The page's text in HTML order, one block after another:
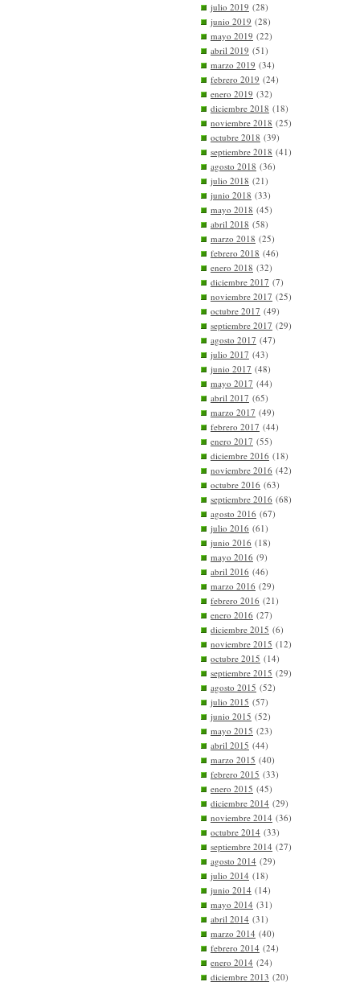
julio 2019 (28)
junio 2019 (28)
mayo 2019 (22)
abril 2019 (51)
marzo 2019 (34)
febrero 2019 (24)
enero 2019 (32)
diciembre 2018 (18)
noviembre 2018 (25)
octubre 2018 (39)
septiembre 2018 (41)
agosto 2018 (36)
julio 2018 (21)
junio 2018 (33)
mayo 2018 (45)
abril 2018 (58)
marzo 2018 (25)
febrero 2018 (46)
enero 2018 (32)
diciembre 2017 (7)
noviembre 2017 (25)
octubre 2017 (49)
septiembre 2017 (29)
agosto 2017 (47)
julio 2017 (43)
junio 2017 (48)
mayo 2017 (44)
abril 2017 (65)
marzo 2017 (49)
febrero 2017 (44)
enero 2017 (55)
diciembre 2016 (18)
noviembre 2016 (42)
octubre 2016 (63)
septiembre 2016 (68)
agosto 2016 (67)
julio 2016 (61)
junio 2016 (18)
mayo 2016 (9)
abril 2016 (46)
marzo 2016 (29)
febrero 2016 (21)
enero 2016 (27)
diciembre 2015 (6)
noviembre 2015 (12)
octubre 2015 (14)
septiembre 2015 (29)
agosto 2015 (52)
julio 2015 (57)
junio 2015 (52)
mayo 2015 (23)
abril 2015 (44)
marzo 2015 (40)
febrero 2015 (33)
enero 2015 (45)
diciembre 2014 (29)
noviembre 2014 (36)
octubre 2014 (33)
septiembre 2014 (27)
agosto 2014 (29)
julio 2014 (18)
junio 2014 (14)
mayo 2014 (31)
abril 2014 (31)
marzo 2014 (40)
febrero 2014 (24)
enero 2014 (24)
diciembre 2013 (20)